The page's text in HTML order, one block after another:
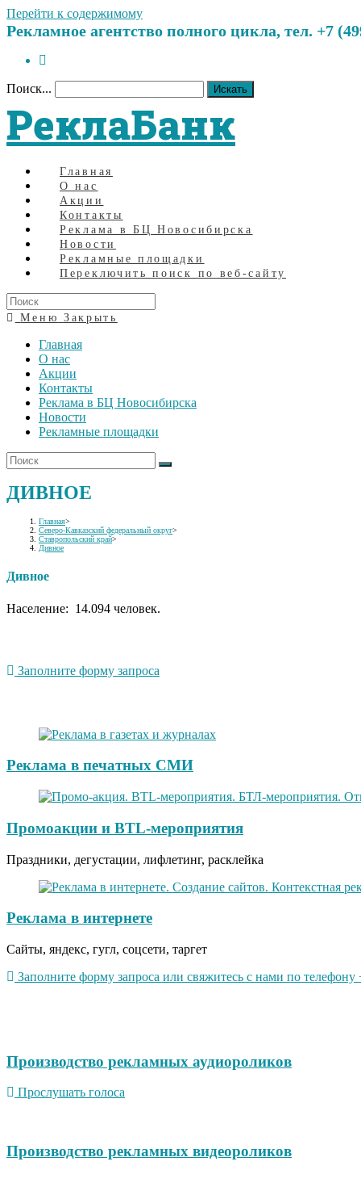
Перейти к содержимому
Рекламное агентство полного цикла, тел. +7
Поиск... Искать
РеклаБанк
Главная
О нас
Акции
Контакты
Реклама в БЦ Новосибирска
Новости
Рекламные площадки
Переключить поиск по веб-сайту
Меню Закрыть
Главная
О нас
Акции
Контакты
Реклама в БЦ Новосибирска
Новости
Рекламные площадки
ДИВНОЕ
Главная>
Северо-Кавказский федеральный округ>
Ставропольский край>
Дивное
Дивное
Население: 14.094 человек.
Заполните форму запроса
Реклама в печатных СМИ
Промоакции и BTL-мероприятия
Праздники, дегустации, лифлетинг, расклейка
Реклама в интернете
Сайты, яндекс, гугл, соцсети, таргет
Заполните форму запроса или свяжитесь с нами по
Производство рекламных аудиороликов
Прослушать голоса
Производство рекламных видеороликов